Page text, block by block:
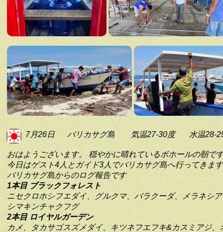
7月26日 バリカサグ島 気温27-30度 水温28-
おはようございます。 穏やかに晴れているボホールの朝で
今日はゲスト4人とガイド3人でバリカサグ島へ行ってきま
バリカサグ島からのログ報告です
1本目 ブラックフォレスト
ニセクロホシフエダイ、グルクマ、バラクーダ、メラネシ
シマキンチャクフグ
2本目 ロイヤルガーデン
カメ、タカサゴスズメダイ、キツネフエフキ&カスミアジ